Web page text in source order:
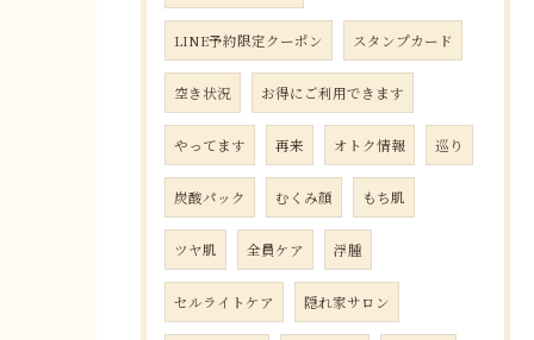
LINE予約限定クーポン スタンプカード
空き状況 お得にご利用できます
やってます 再来 オトク情報 巡り
炭酸パック むくみ顔 もち肌
ツヤ肌 全員ケア 浮腫
セルライトケア 隠れ家サロン